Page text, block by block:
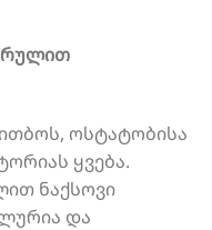
ოსტატობისა
ყვება.
ნაქსოვი
და